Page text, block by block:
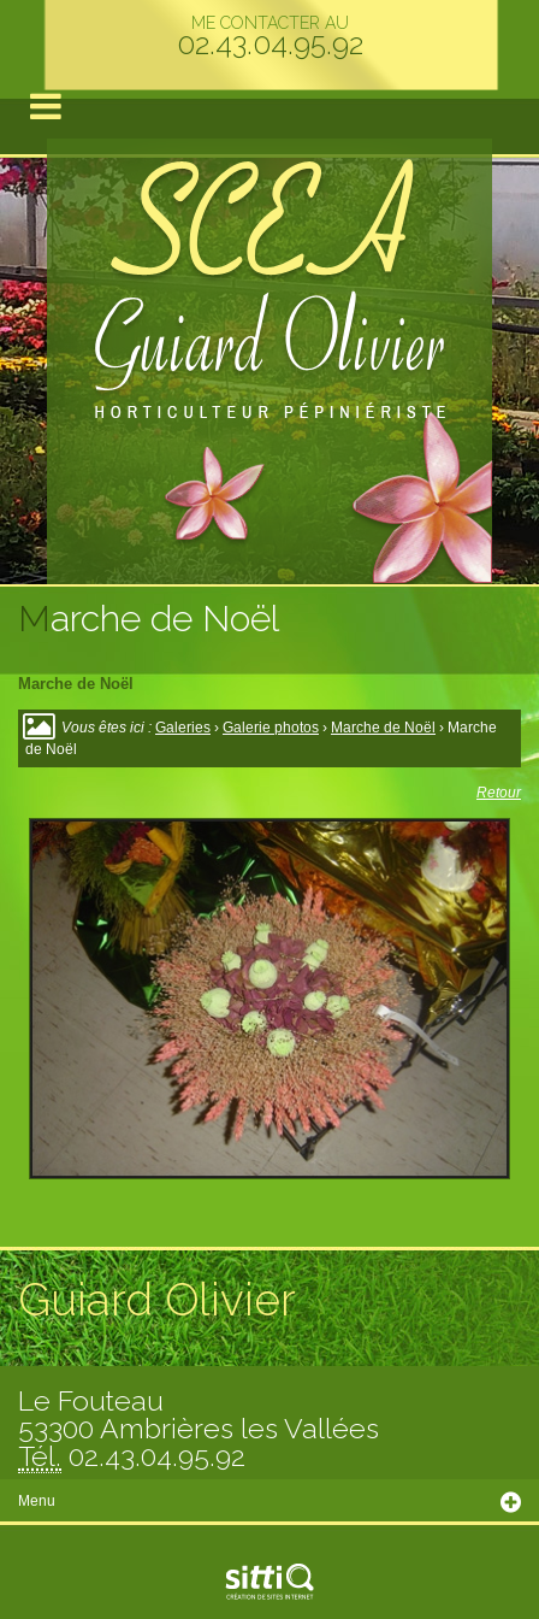
ME CONTACTER AU
02.43.04.95.92
Marche de Noël
Vous êtes ici : Galeries › Galerie photos › Marche de Noël › Marche
de Noël
Retour
Marche de Noël
Guiard Olivier
Le Fouteau
53300 Ambrières les Vallées
Tél. 02.43.04.95.92
Menu